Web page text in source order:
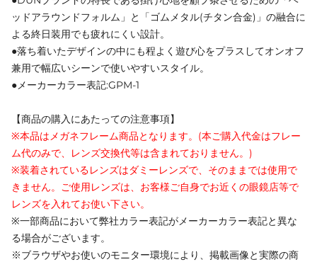
ッドアラウンドフォルム」と「ゴムメタル(チタン合金)」の融合に
よる終日装用でも疲れにくい設計。
●落ち着いたデザインの中にも程よく遊び心をプラスしてオンオフ
兼用で幅広いシーンで使いやすいスタイル。
●メーカーカラー表記:GPM-1
【商品の購入にあたっての注意事項】
※本品はメガネフレーム商品となります。(本ご購入代金はフレー
ム代のみで、レンズ交換代等は含まれておりません。)
※装着されているレンズはダミーレンズで、そのままでは使用で
きません。ご使用レンズは、お客様ご自身でお近くの眼鏡店等で
レンズを入れてお使い下さい。
※一部商品において弊社カラー表記がメーカーカラー表記と異な
る場合がございます。
※ブラウザやお使いのモニター環境により、掲載画像と実際の商